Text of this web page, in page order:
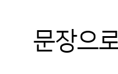
문장으